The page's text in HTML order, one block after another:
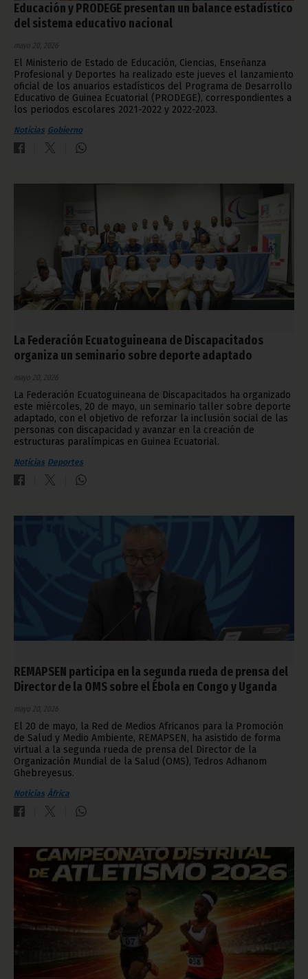
Educación y PRODEGE presentan un balance estadístico
del sistema educativo nacional
mayo 20, 2026
El Ministerio de Estado de Educación, Ciencias, Enseñanza
Profesional y Deportes ha realizado este jueves el lanzamiento
oficial de los anuarios estadísticos del Programa de Desarrollo
Educativo de Guinea Ecuatorial (PRODEGE), correspondientes a
los periodos escolares 2021-2022 y 2022-2023.
Noticias Gobierno
La Federación Ecuatoguineana de Discapacitados
organiza un seminario sobre deporte adaptado
mayo 20, 2026
La Federación Ecuatoguineana de Discapacitados ha organizado
este miércoles, 20 de mayo, un seminario taller sobre deporte
adaptado, con el objetivo de reforzar la inclusión social de las
personas con discapacidad y avanzar en la creación de
estructuras paralímpicas en Guinea Ecuatorial.
Noticias Deportes
REMAPSEN participa en la segunda rueda de prensa del
Director de la OMS sobre el Ébola en Congo y Uganda
mayo 20, 2026
El 20 de mayo, la Red de Medios Africanos para la Promoción
de Salud y Medio Ambiente, REMAPSEN, ha asistido de forma
virtual a la segunda rueda de prensa del Director de la
Organización Mundial de la Salud (OMS), Tedros Adhanom
Ghebreyesus.
Noticias África